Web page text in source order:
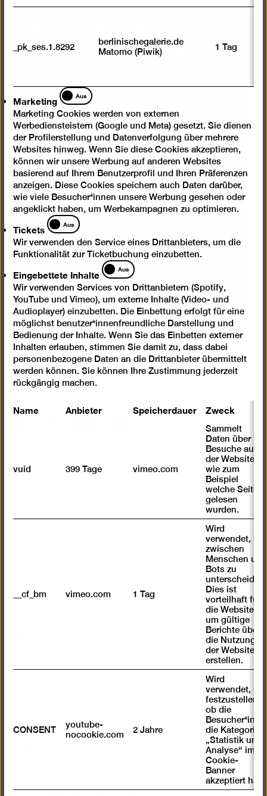
Zustimmung, um Videos von
Wir verwenden einen Service von YouTube,
um Videos einzubetten. Wenn Sie den Inhalt
mit Ihrem Auswahl-Klick anzeigen lassen,
stimmen Sie damit zu, dass dabei
personenbezogene Daten an Drittanbieter
übermittelt werden können. Sie können Ihre
Auswahl jederzeit rückgängig machen. Mehr
Informationen dazu finden Sie in unserer
Datenschutzerklärung.
Inhalt einmal anzeigen
Inhalte immer laden
oben
Newsletter
Jobs
Tageskarte 12 €
Ermäßigt 7 €
Happy Wednesday: Ermäßigter Eintritt (7 €) für alle an
_pk_ses.1.8292
berlinischegalerie.de
Matomo (Piwik)
1 Tag
Marketing
Marketing
Aus
Marketing Cookies werden von externen
Werbediensteistern (Google und Meta) gesetzt. Sie dienen
der Profilerstellung und Datenverfolgung über mehrere
Websites hinweg. Wenn Sie diese Cookies akzeptieren,
können wir unsere Werbung auf anderen Websites
basierend auf Ihrem Benutzerprofil und Ihren Präferenzen
anzeigen. Diese Cookies speichern auch Daten darüber,
wie viele Besucher*innen unsere Werbung gesehen oder
angeklickt haben, um Werbekampagnen zu optimieren.
Tickets
Tickets
Aus
Wir verwenden den Service eines Drittanbieters, um die
Funktionalität zur Ticketbuchung einzubetten.
Eingebettete Inhalte
Eingebettete
Inhalte
Aus
Wir verwenden Services von Drittanbietern (Spotify,
YouTube und Vimeo), um externe Inhalte (Video- und
Audioplayer) einzubetten. Die Einbettung erfolgt für eine
möglichst benutzer*innenfreundliche Darstellung und
Bedienung der Inhalte. Wenn Sie das Einbetten externer
Inhalten erlauben, stimmen Sie damit zu, dass dabei
personenbezogene Daten an die Drittanbieter übermittelt
werden können. Sie können Ihre Zustimmung jederzeit
rückgängig machen.
Name Anbieter Speicherdauer Zweck
vuid 399 Tage vimeo.com
Sammelt
Daten über
Besuche auf
der Website,
wie zum
Beispiel
welche Seiten
gelesen
wurden.
__cf_bm vimeo.com 1 Tag
Wird
verwendet, um
zwischen
Menschen und
Bots zu
unterscheiden.
Dies ist
vorteilhaft für
die Website,
um gültige
Berichte über
die Nutzung
der Website zu
erstellen.
CONSENT
youtube-
nocookie.com
2 Jahre
Wird
verwendet, um
festzustellen ,
ob die
Besucher*in
die Kategorie
„Statistik und
Analyse“ im
Cookie-
Banner
akzeptiert hat